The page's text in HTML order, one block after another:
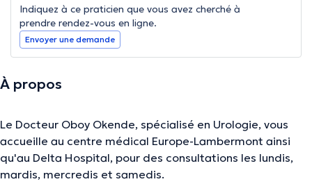
Indiquez à ce praticien que vous avez cherché à
prendre rendez-vous en ligne.
Envoyer une demande
À propos
Le Docteur Oboy Okende, spécialisé en Urologie, vous
accueille au centre médical Europe-Lambermont ainsi
qu'au Delta Hospital, pour des consultations les lundis,
mardis, mercredis et samedis.